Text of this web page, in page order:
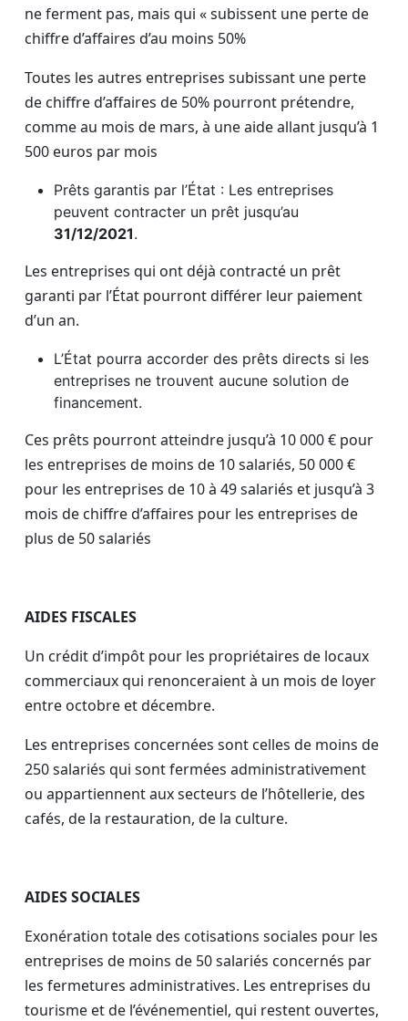
ne ferment pas, mais qui « subissent une perte de
chiffre d’affaires d’au moins 50%
Toutes les autres entreprises subissant une perte
de chiffre d’affaires de 50% pourront prétendre,
comme au mois de mars, à une aide allant jusqu’à 1
500 euros par mois
Prêts garantis par l’État : Les entreprises
peuvent contracter un prêt jusqu’au
31/12/2021.
Les entreprises qui ont déjà contracté un prêt
garanti par l’État pourront différer leur paiement
d’un an.
L’État pourra accorder des prêts directs si les
entreprises ne trouvent aucune solution de
financement.
Ces prêts pourront atteindre jusqu’à 10 000 € pour
les entreprises de moins de 10 salariés, 50 000 €
pour les entreprises de 10 à 49 salariés et jusqu’à 3
mois de chiffre d’affaires pour les entreprises de
plus de 50 salariés
AIDES FISCALES
Un crédit d’impôt pour les propriétaires de locaux
commerciaux qui renonceraient à un mois de loyer
entre octobre et décembre.
Les entreprises concernées sont celles de moins de
250 salariés qui sont fermées administrativement
ou appartiennent aux secteurs de l’hôtellerie, des
cafés, de la restauration, de la culture.
AIDES SOCIALES
Exonération totale des cotisations sociales pour les
entreprises de moins de 50 salariés concernés par
les fermetures administratives. Les entreprises du
tourisme et de l’événementiel, qui restent ouvertes,